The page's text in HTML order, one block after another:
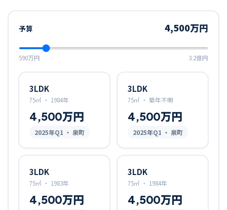
予算 4,500万円
590万円 3.2億円
3LDK
75㎡ ・ 1984年
4,500万円
2025年Q1 ・ 泉町
3LDK
75㎡ ・ 築年不明
4,500万円
2025年Q1 ・ 泉町
3LDK
75㎡ ・ 1983年
4,500万円
3LDK
75㎡ ・ 1984年
4,500万円